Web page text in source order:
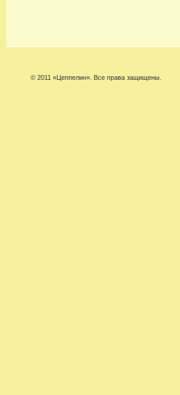
© 2011 «Цеппелин». Все права защищены.